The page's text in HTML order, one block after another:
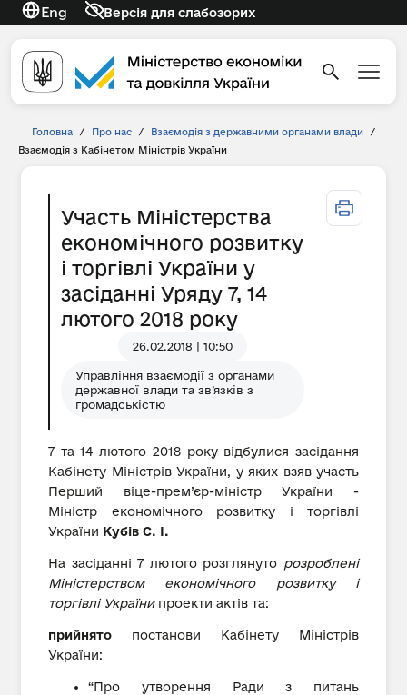
Eng Версія для слабозорих
Головна / Про нас / Взаємодія з державними органами влади
/
Взаємодія з Кабінетом Міністрів України
Участь Міністерства
економічного розвитку
і торгівлі України у
засіданні Уряду 7, 14
лютого 2018 року
26.02.2018 | 10:50
Управління взаємодії з органами
державної влади та зв’язків з
громадськістю
7 та 14 лютого 2018 року відбулися засідання
Кабінету Міністрів України, у яких взяв участь
Перший віце-прем’єр-міністр України -
Міністр економічного розвитку і торгівлі
України Кубів С. І.
На засіданні 7 лютого розглянуто розроблені
Міністерством економічного розвитку і
торгівлі Українипроекти актів та:
прийнято постанови Кабінету Міністрів
України:
“Про утворення Ради з питань